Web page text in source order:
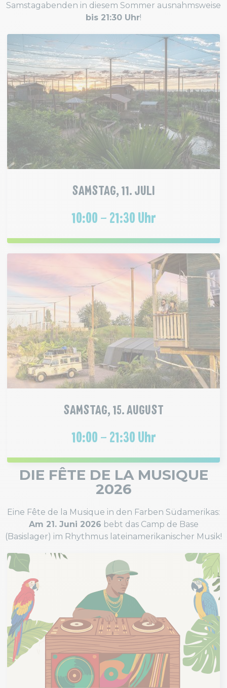
Samstagabenden in diesem Sommer ausnahmsweise
bis 21:30 Uhr!
SAMSTAG, 11. JULI
10:00 – 21:30 Uhr
SAMSTAG, 15. AUGUST
10:00 – 21:30 Uhr
DIE FÊTE DE LA MUSIQUE
2026
Eine Fête de la Musique in den Farben Südamerikas:
Am 21. Juni 2026 bebt das Camp de Base
(Basislager) im Rhythmus lateinamerikanischer Musik!